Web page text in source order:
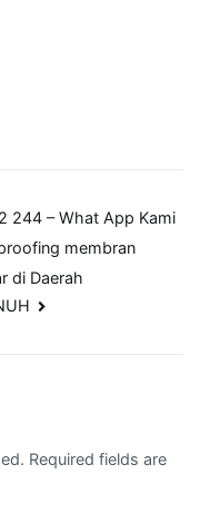
244 – What App Kami
membran
di Daerah
Required fields are